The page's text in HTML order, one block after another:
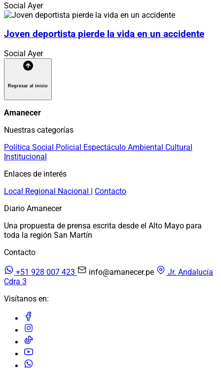
Social Ayer
Joven deportista pierde la vida en un accidente
Social Ayer
Regresar al inicio
Amanecer
Nuestras categorías
Política Social Policial Espectáculo Ambiental Cultural
Institucional
Enlaces de interés
Local Regional Nacional | Contacto
Diario Amanecer
Una propuesta de prensa escrita desde el Alto Mayo para
toda la región San Martín
Contacto
+51 928 007 423 info@amanecer.pe
Jr. Andalucía
Cdra 3
Visítanos en: